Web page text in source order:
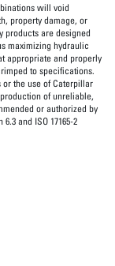
will void
property damage, or
products are designed
maximizing hydraulic
appropriate and properly
to specifications.
or the use of Caterpillar
of unreliable,
or authorized by
and ISO 17165-2